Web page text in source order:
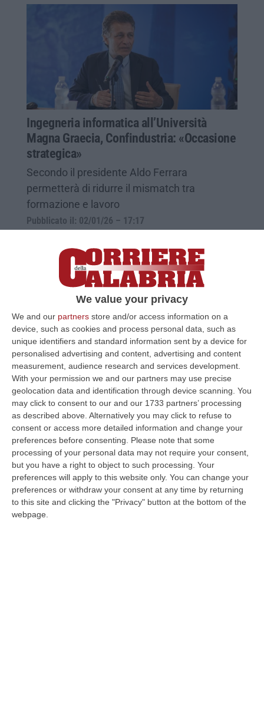
We value your privacy
We and our partners store and/or access information on a
device, such as cookies and process personal data, such as
unique identifiers and standard information sent by a device for
personalised advertising and content, advertising and content
measurement, audience research and services development.
With your permission we and our partners may use precise
geolocation data and identification through device scanning. You
may click to consent to our and our 1733 partners’ processing
as described above. Alternatively you may click to refuse to
consent or access more detailed information and change your
preferences before consenting.
Please note that some
processing of your personal data may not require your consent,
but you have a right to object to such processing. Your
preferences will apply to this website only. You can change your
preferences or withdraw your consent at any time by returning
to this site and clicking the "Privacy" button at the bottom of the
webpage.
Ingegneria informatica all’Università
Magna Graecia, Confindustria: «Occasione
strategica»
Secondo il presidente Aldo Ferrara
permetterà di ridurre il mismatch tra
formazione e lavoro
Pubblicato il: 02/01/26 – 17:17
Eventi climatici estremi e polizze
catastrofali per le imprese, a Cosenza il
confronto promosso da Confindustria
Al centro della discussione le polizze per
rischi catastrofali, divenute obbligatorie per
le aziende con la Legge di Bilancio 2024
Pubblicato il: 10/12/25 – 16:35